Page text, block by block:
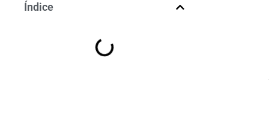
Índice